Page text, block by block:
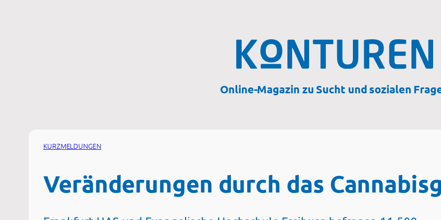
Online-Magazin zu Sucht und sozialen
KURZMELDUNGEN
Veränderungen durch das